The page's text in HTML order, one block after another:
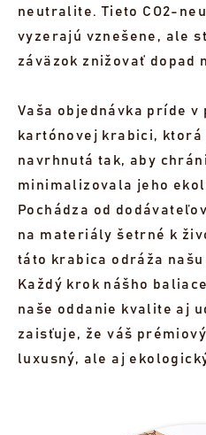
neutralite. Tieto CO2-
vyzerajú vznešene, ale
záväzok znižovať dopad
Vaša objednávka príde
kartónovej krabici, ktorá
navrhnutá tak, aby
minimalizovala jeho
Pochádza od
na materiály šetrné k
táto krabica odráža
Každý krok nášho
naše oddanie kvalite aj
zaisťuje, že váš
luxusný, ale aj